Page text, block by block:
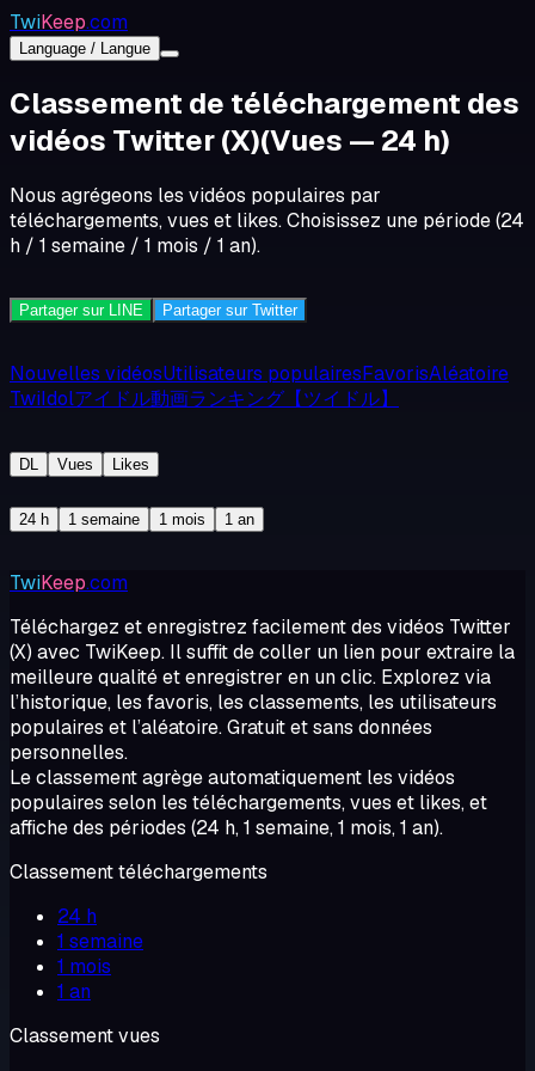
TwiKeep.com
Language / Langue
Classement de téléchargement des
vidéos Twitter (X)(Vues — 24 h)
Nous agrégeons les vidéos populaires par
téléchargements, vues et likes. Choisissez une période (24
h / 1 semaine / 1 mois / 1 an).
Partager sur LINE Partager sur Twitter
Nouvelles vidéosUtilisateurs populairesFavorisAléatoire
TwiIdolアイドル動画ランキング【ツイドル】
DL Vues Likes
24 h 1 semaine 1 mois 1 an
TwiKeep.com
Téléchargez et enregistrez facilement des vidéos Twitter
(X) avec TwiKeep. Il suffit de coller un lien pour extraire la
meilleure qualité et enregistrer en un clic. Explorez via
l’historique, les favoris, les classements, les utilisateurs
populaires et l’aléatoire. Gratuit et sans données
personnelles.
Le classement agrège automatiquement les vidéos
populaires selon les téléchargements, vues et likes, et
affiche des périodes (24 h, 1 semaine, 1 mois, 1 an).
Classement téléchargements
24 h
1 semaine
1 mois
1 an
Classement vues